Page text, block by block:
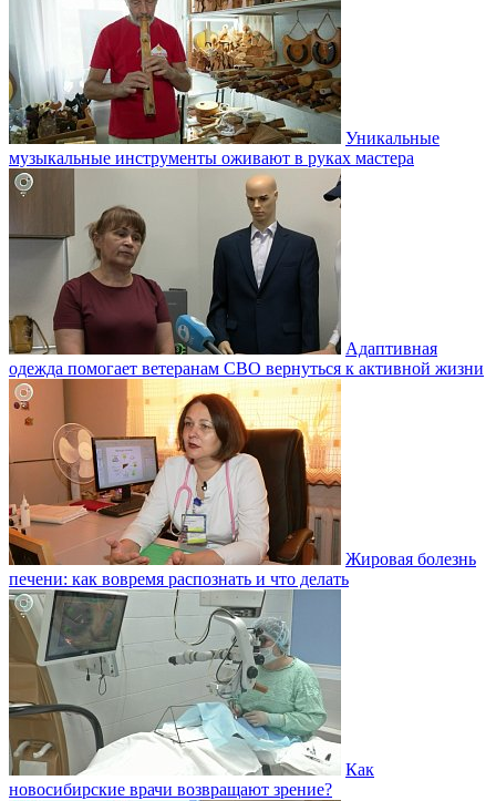
Уникальные
музыкальные инструменты оживают в руках мастера
Адаптивная
одежда помогает ветеранам СВО вернуться к активной жизни
Жировая болезнь
печени: как вовремя распознать и что делать
Как
новосибирские врачи возвращают зрение?